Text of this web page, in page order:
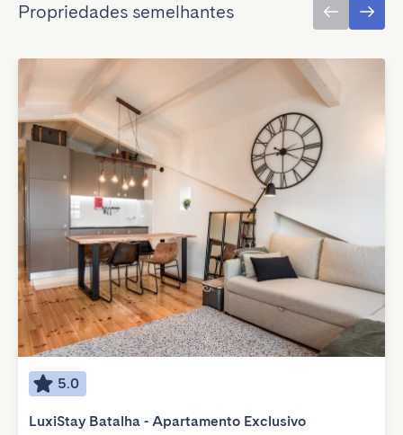
Propriedades semelhantes
5.0
LuxiStay Batalha - Apartamento Exclusivo